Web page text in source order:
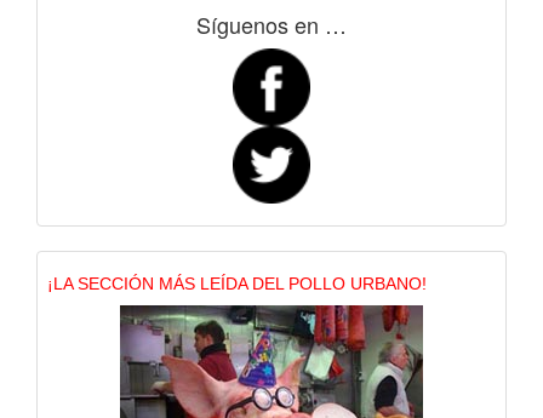
Síguenos en …
¡LA SECCIÓN MÁS LEÍDA DEL POLLO URBANO!